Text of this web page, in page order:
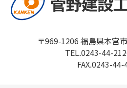
〒969-1206 福島県本宮
TEL.0243-44-
FAX.0243-44-